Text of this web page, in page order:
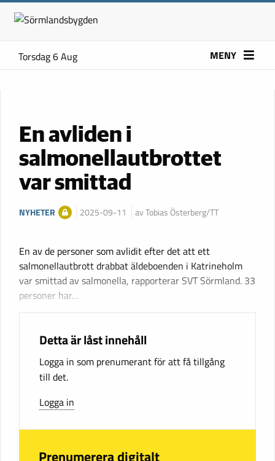
Torsdag 6 Aug MENY
En avliden i
salmonellautbrottet
var smittad
NYHETER 2025-09-11 av Tobias Österberg/TT
En av de personer som avlidit efter det att ett
salmonellautbrott drabbat äldeboenden i Katrineholm
var smittad av salmonella, rapporterar SVT Sörmland. 33
personer har…
Detta är låst innehåll
Logga in som prenumerant för att få tillgång
till det.
Logga in
Prenumerera digitalt